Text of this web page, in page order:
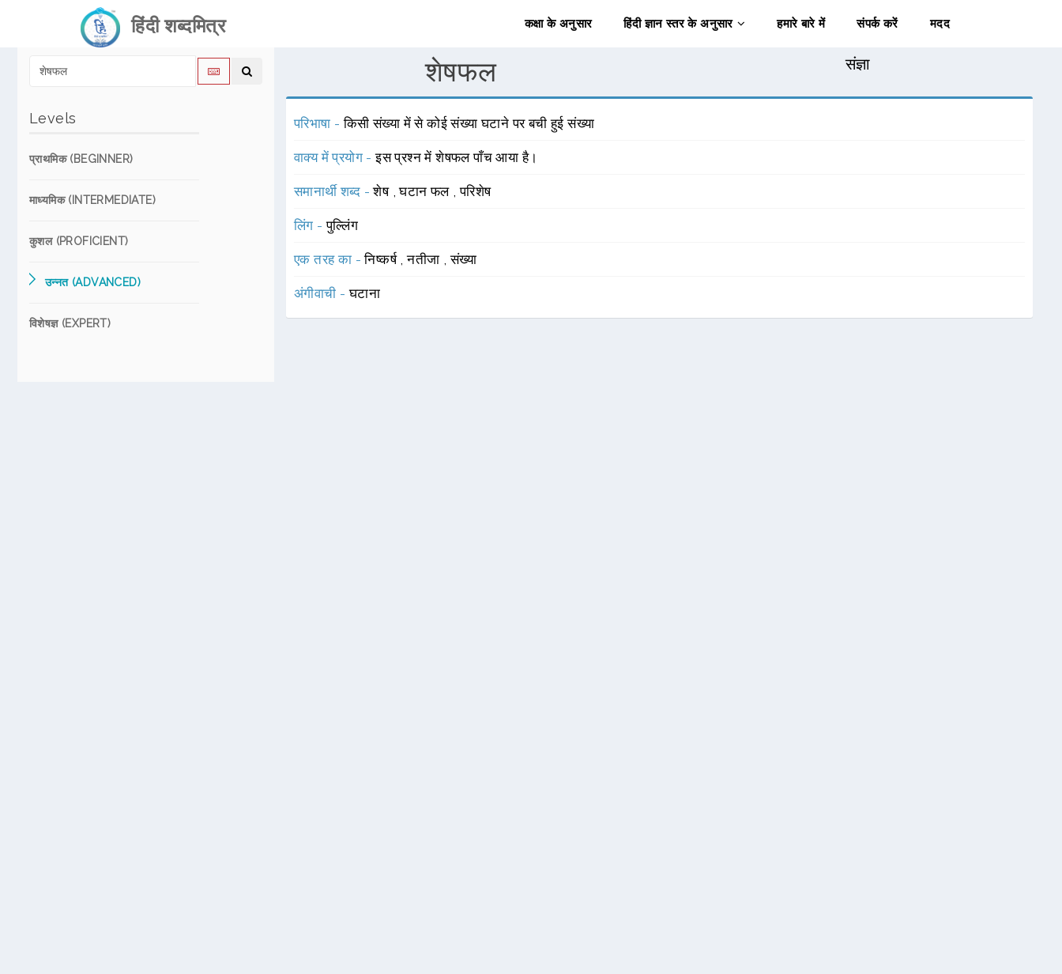
हिंदी शब्दमित्र कक्षा के अनुसार हिंदी ज्ञान स्तर के अनुसार हमारे बारे में संपर्क करें मदद
Levels
प्राथमिक (BEGINNER)
माध्यमिक (INTERMEDIATE)
कुशल (PROFICIENT)
उन्नत (ADVANCED)
विशेषज्ञ (EXPERT)
शेषफल संज्ञा
परिभाषा -किसी संख्या में से कोई संख्या घटाने पर बची हुई संख्या
वाक्य में प्रयोग -इस प्रश्न में शेषफल पाँच आया है।
समानार्थी शब्द -शेष ,घटान फल ,परिशेष
लिंग -पुल्लिंग
एक तरह का -निष्कर्ष ,नतीजा ,संख्या
अंगीवाची -घटाना